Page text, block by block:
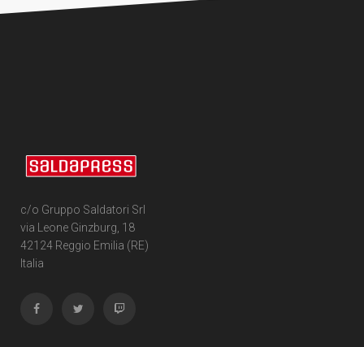
c/o Gruppo Saldatori Srl
via Leone Ginzburg, 18
42124 Reggio Emilia (RE)
Italia